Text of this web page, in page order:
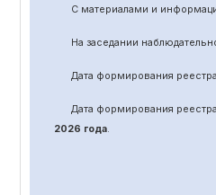
С материалами и
На заседании
Дата формирования
Дата формирования
2026 года.